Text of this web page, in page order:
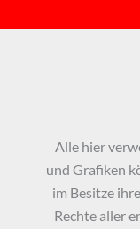
Alle hier
und Grafiken
im Besitze
Rechte aller